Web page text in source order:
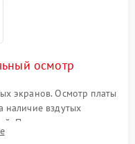
осмотр
экранов. Осмотр платы
наличие вздутых
Проверка надежности
матрицы.